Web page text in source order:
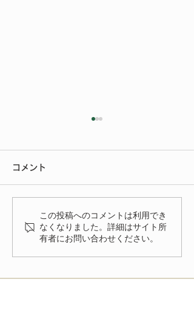
りがとうございました
いただきありがとうございま
した。 FIAT FESTA
2026、無事に終了致しまし
た！ 来年、またお会いでき
る事を楽しみにしておりま
コメント
この投稿へのコメントは利用でき
なくなりました。詳細はサイト所
有者にお問い合わせください。